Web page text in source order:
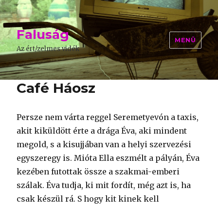
Faluság
Az ért/zelmes vidék
MENÜ
Café Háosz
Persze nem várta reggel Seremetyevón a taxis,
akit kiküldött érte a drága Éva, aki mindent
megold, s a kisujjában van a helyi szervezési
egyszeregy is. Mióta Ella eszmélt a pályán, Éva
kezében futottak össze a szakmai-emberi
szálak. Éva tudja, ki mit fordít, még azt is, ha
csak készül rá. S hogy kit kinek kell